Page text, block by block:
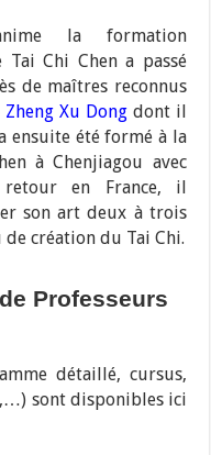
la formation
Tai Chi Chen a passé
de maîtres reconnus
Xu Dongdont il
ensuite été formé à la
à Chenjiagou avec
en France, il
son art deux à trois
création du Tai Chi.
Professeurs
détaillé, cursus,
sont disponibles ici